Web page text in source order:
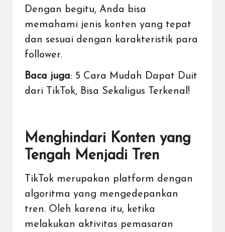
Dengan begitu, Anda bisa
memahami jenis konten yang tepat
dan sesuai dengan karakteristik para
follower.
Baca juga: 5 Cara Mudah Dapat Duit
dari TikTok, Bisa Sekaligus Terkenal !
Menghindari Konten yang
Tengah Menjadi Tren
TikTok merupakan platform dengan
algoritma yang mengedepankan
tren. Oleh karena itu, ketika
melakukan aktivitas pemasaran